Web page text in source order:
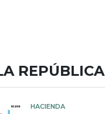
REPÚBLICA
HACIENDA